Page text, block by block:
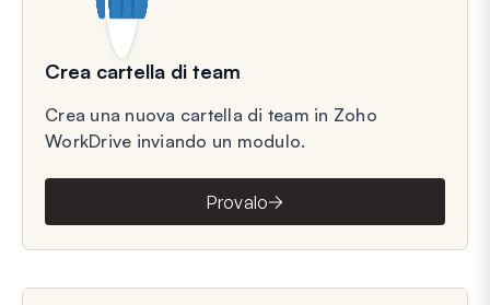
Crea cartella di team
Crea una nuova cartella di team in Zoho
WorkDrive inviando un modulo.
Provalo